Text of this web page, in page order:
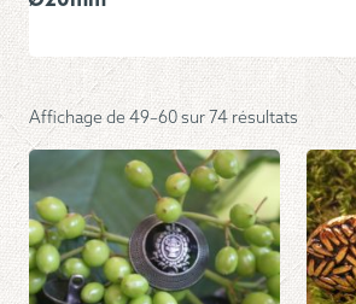
Affichage de 49–60 sur 74 résultatsTrié
du
plus
récent
au
plus
ancien